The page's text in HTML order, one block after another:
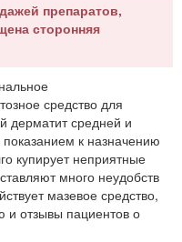
препаратов,
сторонняя
средство для
дерматит средней и
к назначению
купирует неприятные
много неудобств
мазевое средство,
и отзывы пациентов о